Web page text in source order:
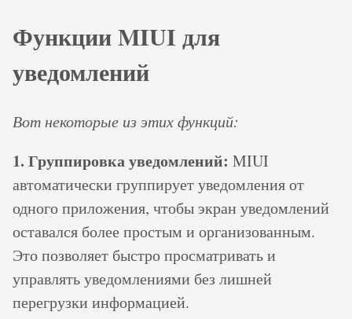
Функции MIUI для
уведомлений
Вот некоторые из этих функций:
1. Группировка уведомлений: MIUI
автоматически группирует уведомления от
одного приложения, чтобы экран уведомлений
оставался более простым и организованным.
Это позволяет быстро просматривать и
управлять уведомлениями без лишней
перегрузки информацией.